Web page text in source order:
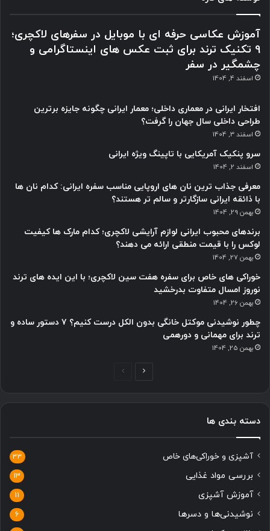
آموزش عکاسی حرفه ای با موبایل در سفرهای لاکچری؛
9 تکنیک ترند برای ثبت عکس های اینستاگرامی و
چشمگیر در سفر
اسفند 4, 1404
افتخار ایرانی در معماری داخلی؛ معمار ایرانی چگونه جایزه برترین
طراحی داخلی سال جهان را گرفت؟
اسفند 3, 1404
سرو پنکیک آمریکایی با تاپینگ ویژه ایرانی
اسفند 2, 1404
معرفی جذاب ترین نان های اروپایی مناسب سفره ایرانی: کدام نان ها
با ذائقه ایرانی سازگارتر و سالم تر هستند؟
بهمن 29, 1404
برندهای محبوب ایرانی لوازم آرایشی لاکچری؛ کدام مارک ها کیفیت
لوکس را با قیمت منطقی ارائه می دهند؟
بهمن 27, 1404
خوراکی های خاص برای سفره هفت سین لاکچری؛ با این ایده های ترند
نوروز امسال متفاوت بدرخشید
بهمن 26, 1404
چطور نوشیدنی موکتل خانگی بدون الکل درست کنیم؟ ۷ دستور ساده و
ترند برای مهمانی و دورهمی
بهمن 25, 1404
صفحه
صفحه
دسته بندی ها
آشپزی و خوراکی‌های خاص 33
بررسی مواد غذایی 13
آموزش آشپزی 11
نوشیدنی‌ها و دسرها 6